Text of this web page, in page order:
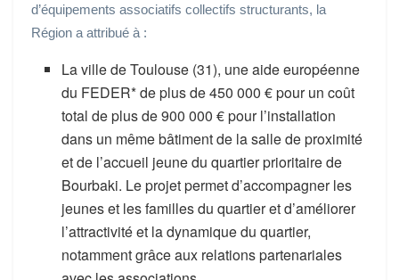
d’équipements associatifs collectifs structurants, la
Région a attribué à :
La ville de Toulouse (31), une aide européenne
du FEDER* de plus de 450 000 € pour un coût
total de plus de 900 000 € pour l’installation
dans un même bâtiment de la salle de proximité
et de l’accueil jeune du quartier prioritaire de
Bourbaki. Le projet permet d’accompagner les
jeunes et les familles du quartier et d’améliorer
l’attractivité et la dynamique du quartier,
notamment grâce aux relations partenariales